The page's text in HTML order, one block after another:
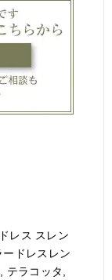
レス スレン
ードレスレン
テラコッタ